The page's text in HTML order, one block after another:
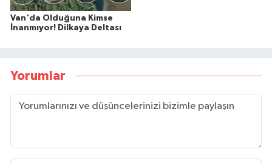
Van'da Olduğuna Kimse
İnanmıyor! Dilkaya Deltası
Yorumlar